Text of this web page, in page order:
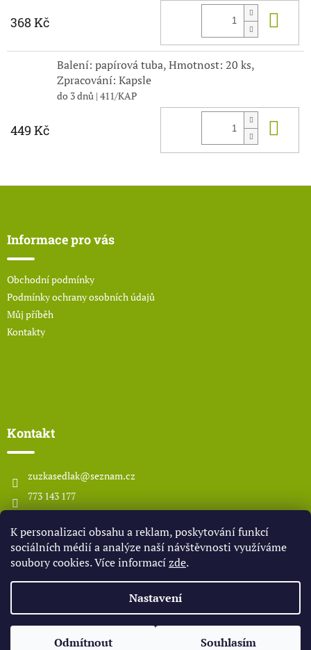
K personalizaci obsahu a reklam, poskytování funkcí
sociálních médií a analýze naší návštěvnosti využíváme
soubory cookies. Více informacízde.
Nastavení
Odmítnout Souhlasím
368 Kč
Balení: papírová tuba, Hmotnost: 20 ks,
Zpracování: Kapsle
do 3 dnů | 411/KAP
449 Kč
Z
Informace pro vás
Obchodní podmínky
Podmínky ochrany osobních údajů
Můj příběh
Kontakty
Kontakt
zuzkasedlak@seznam.cz
773 143 177
odsedlaka
Vytvořil Shoptet
Copyright 2026OD SEDLÁKA. Všechna práva vyhrazena.Upravit